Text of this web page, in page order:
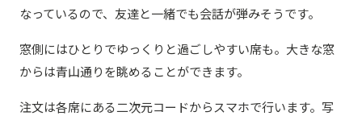
なっているので、友達と一緒でも会話が弾みそうです。
窓側にはひとりでゆっくりと過ごしやすい席も。大きな窓
からは青山通りを眺めることができます。
注文は各席にある二次元コードからスマホで行います。写